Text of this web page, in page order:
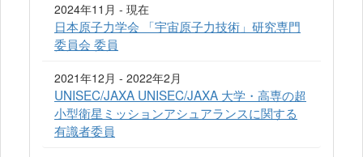
2024年11月 - 現在
日本原子力学会 「宇宙原子力技術」研究専門
委員会 委員
2021年12月 - 2022年2月
UNISEC/JAXA UNISEC/JAXA 大学・高専の超
小型衛星ミッションアシュアランスに関する
有識者委員